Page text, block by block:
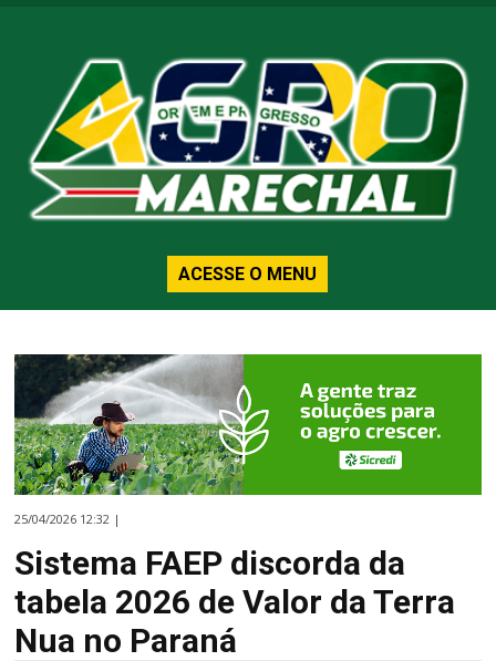
ACESSE O MENU
25/04/2026 12:32 |
Sistema FAEP discorda da
tabela 2026 de Valor da Terra
Nua no Paraná